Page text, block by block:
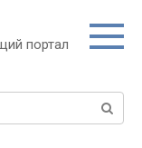
портал